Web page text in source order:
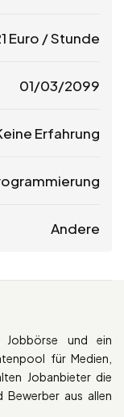
Euro / Stunde
01/03/2099
Erfahrung
Andere
Jobbörse und ein
für Medien,
Jobanbieter die
Bewerber aus allen